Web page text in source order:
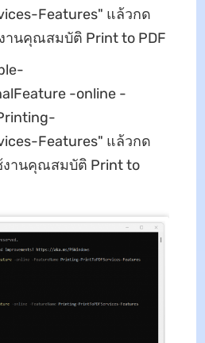
Features" แล้วกด
านคุณสมบัติ Print to PDF
-online -
Features" แล้วกด
งานคุณสมบัติ Print to